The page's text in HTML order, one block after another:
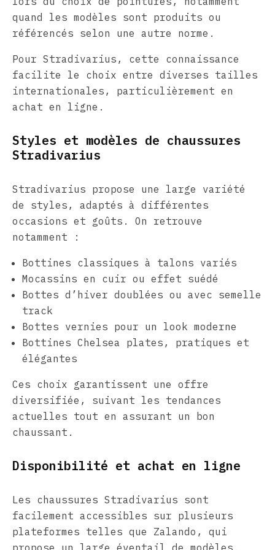
quand les modèles sont produits ou
référencés selon une autre norme.
Pour Stradivarius, cette connaissance
facilite le choix entre diverses tailles
internationales, particulièrement en
achat en ligne.
Styles et modèles de chaussures
Stradivarius
Stradivarius propose une large variété
de styles, adaptés à différentes
occasions et goûts. On retrouve
notamment :
Bottines classiques à talons variés
Mocassins en cuir ou effet suédé
Bottes d’hiver doublées ou avec semelle
track
Bottes vernies pour un look moderne
Bottines Chelsea plates, pratiques et
élégantes
Ces choix garantissent une offre
diversifiée, suivant les tendances
actuelles tout en assurant un bon
chaussant.
Disponibilité et achat en ligne
Les chaussures Stradivarius sont
facilement accessibles sur plusieurs
plateformes telles que Zalando, qui